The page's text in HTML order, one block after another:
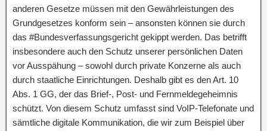
anderen Gesetze müssen mit den Gewährleistungen des
Grundgesetzes konform sein – ansonsten können sie durch
das #Bundesverfassungsgericht gekippt werden. Das betrifft
insbesondere auch den Schutz unserer persönlichen Daten
vor Ausspähung – sowohl durch private Konzerne als auch
durch staatliche Einrichtungen. Deshalb gibt es den Art. 10
Abs. 1 GG, der das Brief-, Post- und Fernmeldegeheimnis
schützt. Von diesem Schutz umfasst sind VoIP-Telefonate und
sämtliche digitale Kommunikation, die wir zum Beispiel über